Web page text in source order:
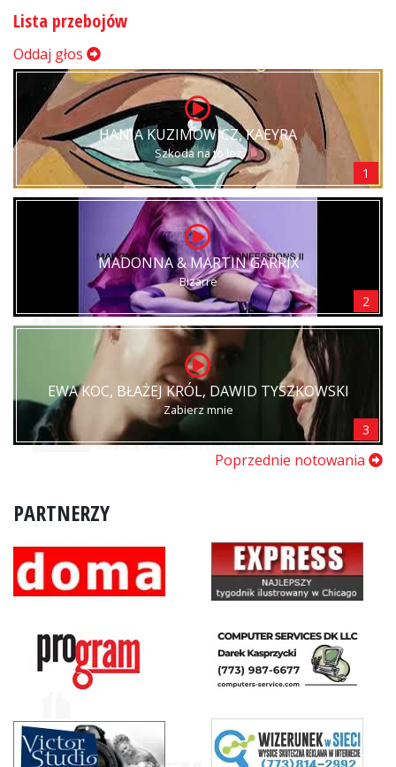
Lista przebojów
Oddaj głos
HANIA KUZIMOWICZ, KAEYRA
Szkoda na to łez
1
MADONNA & MARTIN GARRIX
Bizarre
2
EWA KOC, BŁAŻEJ KRÓL, DAWID TYSZKOWSKI
Zabierz mnie
3
Poprzednie notowania
PARTNERZY